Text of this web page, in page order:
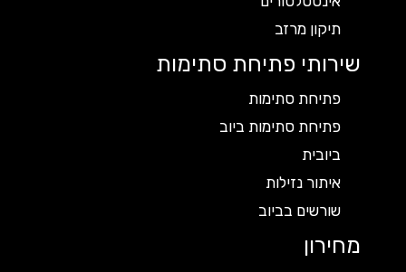
תיקון מרזב
שירותי פתיחת סתימות
פתיחת סתימות
פתיחת סתימות ביוב
ביובית
איתור נזילות
שורשים בביוב
מחירון